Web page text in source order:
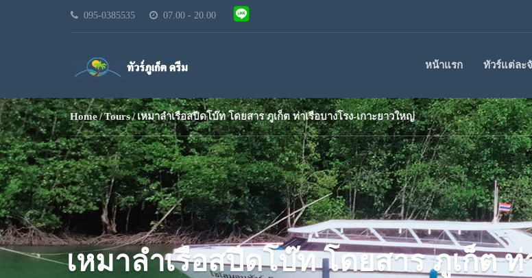
095-0385535 07.00 - 20.00
หน้าแรก ทัวร์แต่ละ
Home Tours เหมาลำเรือสปีดโบ๊ท โดยสาร ภูเก็ต ท่าเรือบางโรง-เกาะยาวใหญ่
เหมาลำเรือสปีดโบ๊ท โดยสาร ภูเก็ต ท่